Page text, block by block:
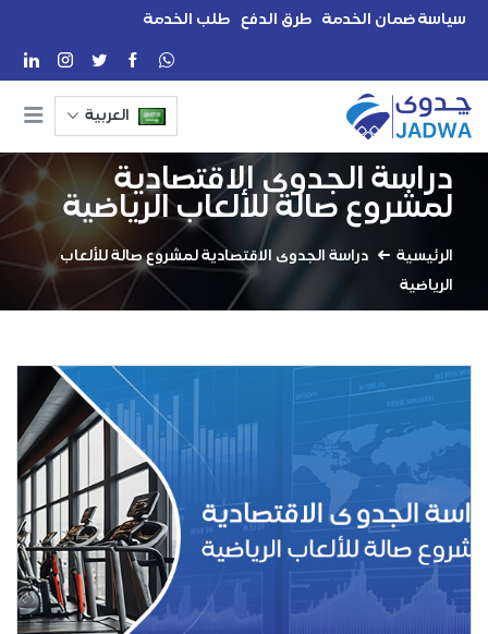
سياسة ضمان الخدمة طرق الدفع طلب الخدمة
العربية
دراسة الجدوى الاقتصادية
لمشروع صالة للألعاب الرياضية
الرئيسية
دراسة الجدوى الاقتصادية لمشروع صالة للألعاب
الرياضية